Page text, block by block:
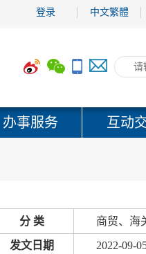
登录 中文繁體
办事服务 互动
分 类 商贸、海
发文日期 2022-09-